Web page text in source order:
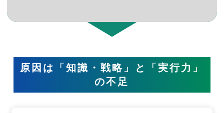
原因は「知識・戦略」と「実行力」
の不足